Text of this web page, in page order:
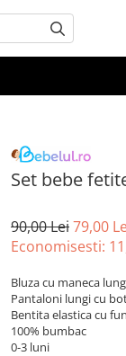
Set bebe
90,00 Lei79,00
Economisesti:
Bluza cu maneca
Pantaloni lungi cu
Bentita elastica cu
100% bumbac
0-3 luni